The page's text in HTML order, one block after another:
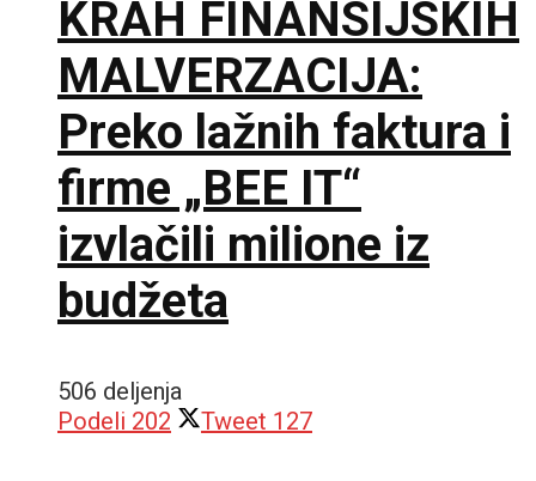
KRAH FINANSIJSKIH
MALVERZACIJA:
Preko lažnih faktura i
firme „BEE IT“
izvlačili milione iz
budžeta
506 deljenja
Podeli 202 Tweet 127